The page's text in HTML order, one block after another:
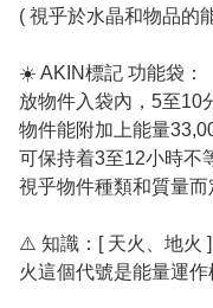
( 視乎於水晶和物品的
☀️ AKIN標記 功能袋：
放物件入袋內，5至10
物件能附加上能量
可保持着3至12小時不
視乎物件種類和質量而
⚠️ 知識：[ 天火、地火
火這個代號是能量運